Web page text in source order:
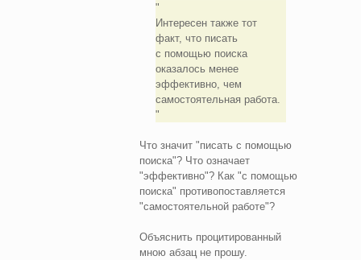
Интересен также тот
факт, что писать
с помощью поиска
оказалось менее
эффективно, чем
самостоятельная работа.
Что значит "писать с помощью
поиска"? Что означает
"эффективно"? Как "с помощью
поиска" противопоставляется
"самостоятельной работе"?
Объяснить процитированный
мною абзац не прошу.